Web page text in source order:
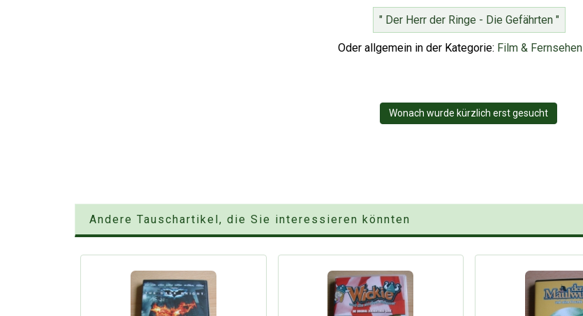
" Der Herr der Ringe - Die Gefährten "
Oder allgemein in der Kategorie: Film & Fernsehen
Wonach wurde kürzlich erst gesucht
Andere Tauschartikel, die Sie interessieren könnten